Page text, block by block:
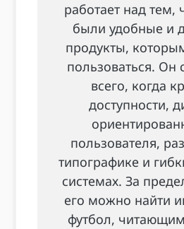
работает над тем,
были удобные и
продукты,
пользоваться. Он
всего, когда
доступности,
пользователя,
типографике и
системах. За
его можно найти
футбол,